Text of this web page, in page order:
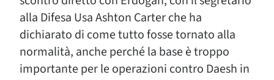
alla Difesa Usa Ashton Carter che ha
dichiarato di come tutto fosse tornato alla
normalità, anche perché la base è troppo
importante per le operazioni contro Daesh in